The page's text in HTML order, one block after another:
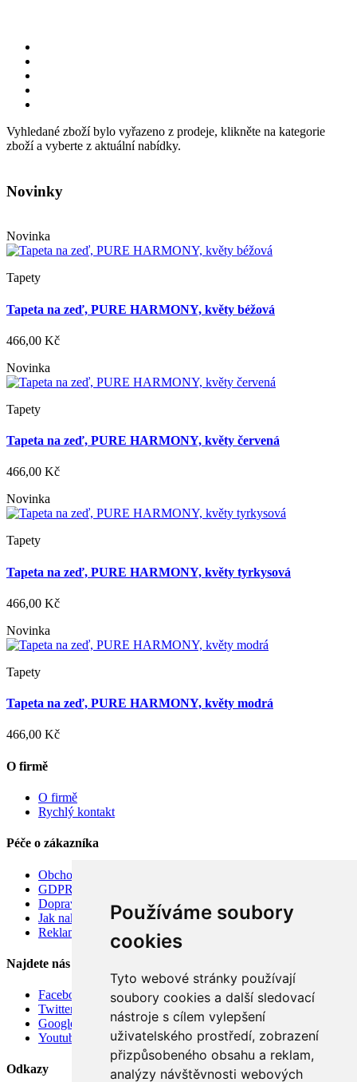
Používáme soubory
cookies
Tyto webové stránky používají
soubory cookies a další sledovací
nástroje s cílem vylepšení
uživatelského prostředí, zobrazení
přizpůsobeného obsahu a reklam,
analýzy návštěvnosti webových
Vyhledané zboží bylo vyřazeno z prodeje, klikněte na kategorie
zboží a vyberte z aktuální nabídky.
Novinky
Novinka
Tapety
Tapeta na zeď, PURE HARMONY, květy béžová
466,00 Kč
Novinka
Tapety
Tapeta na zeď, PURE HARMONY, květy červená
466,00 Kč
Novinka
Tapety
Tapeta na zeď, PURE HARMONY, květy tyrkysová
466,00 Kč
Novinka
Tapety
Tapeta na zeď, PURE HARMONY, květy modrá
466,00 Kč
O firmě
O firmě
Rychlý kontakt
Péče o zákazníka
Obchodní podmínky
GDPR
Doprava
Jak nakupovat
Reklamace
Najdete nás
Facebook
Twitter
Google
Youtube
Odkazy